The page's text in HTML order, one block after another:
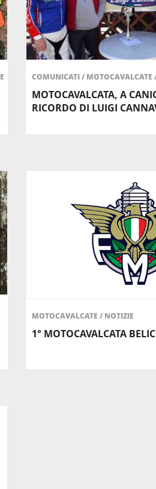
COMUNICATI/ MOTOCAVALCATE
MOTOCAVALCATA, A
RICORDO DI LUIGI
MOTOCAVALCATE / NOTIZIE
1° MOTOCAVALCATA